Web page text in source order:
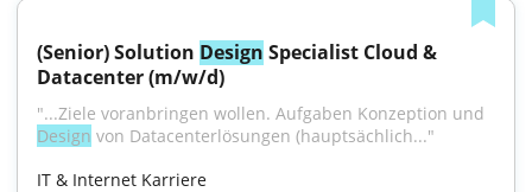
(Senior) Solution Design Specialist Cloud &
Datacenter (m/w/d)
Design von Datacenterlösungen (hauptsächlich..."
IT & Internet Karriere